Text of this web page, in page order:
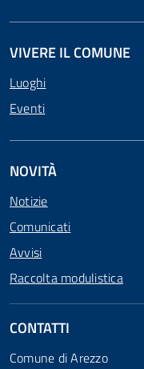
VIVERE IL COMUNE
Luoghi
Eventi
NOVITÀ
Notizie
Comunicati
Avvisi
Raccolta modulistica
CONTATTI
Comune di Arezzo